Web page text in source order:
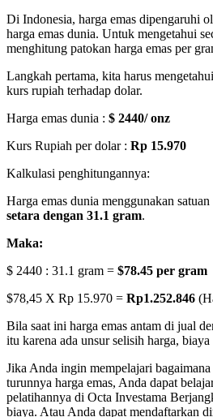
Di Indonesia, harga emas dipengaruhi
harga emas dunia. Untuk mengetahui
menghitung patokan harga emas per
Langkah pertama, kita harus
kurs rupiah terhadap dolar.
Harga emas dunia : $ 2440/ onz
Kurs Rupiah per dolar : Rp 15.970
Kalkulasi penghitungannya:
Harga emas dunia menggunakan
setara dengan 31.1 gram.
Maka:
$ 2440 : 31.1 gram = $78.45 per gram
$78,45 X Rp 15.970 = Rp1.252.846
Bila saat ini harga emas antam di jual
itu karena ada unsur selisih harga,
Jika Anda ingin mempelajari
turunnya harga emas, Anda dapat
pelatihannya di Octa Investama
biaya. Atau Anda dapat mendaftarkan